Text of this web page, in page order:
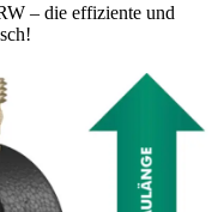
– die effiziente und